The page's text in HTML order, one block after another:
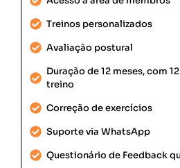
Treinos personalizados
Avaliação postural
Duração de 12 meses, com
treino
Correção de exercícios
Suporte via WhatsApp
Questionário de Feedback